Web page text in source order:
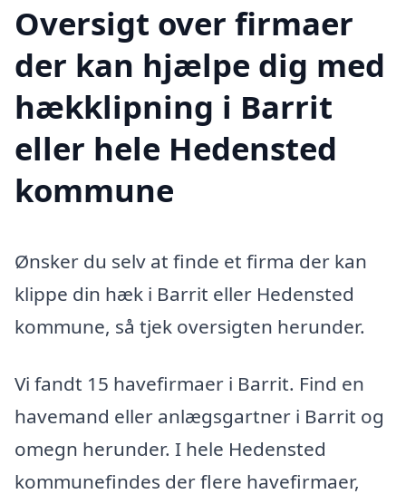
Oversigt over firmaer
der kan hjælpe dig med
hækklipning i Barrit
eller hele Hedensted
kommune
Ønsker du selv at finde et firma der kan
klippe din hæk i Barrit eller Hedensted
kommune, så tjek oversigten herunder.
Vi fandt 15 havefirmaer i Barrit. Find en
havemand eller anlægsgartner i Barrit og
omegn herunder. I hele Hedensted
kommunefindes der flere havefirmaer,